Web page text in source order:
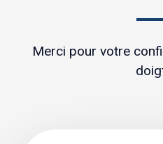
Merci pour votre